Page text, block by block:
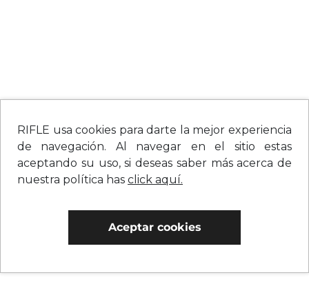
RIFLE usa cookies para darte la mejor experiencia
de navegación. Al navegar en el sitio estas
aceptando su uso, si deseas saber más acerca de
nuestra política has click aquí.
Aceptar cookies